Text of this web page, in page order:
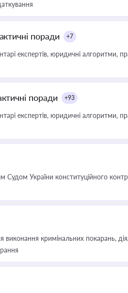
поради +7
експертів, юридичні алгоритми,
поради +93
експертів, юридичні алгоритми,
Судом України конституційного
кримінальних покарань,